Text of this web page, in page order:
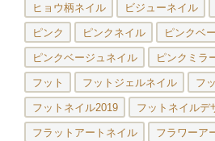
ヒョウ柄ネイル ビジューネイル
ピンク ピンクネイル ピンクベ
ピンクベージュネイル ピンクミラ
フット フットジェルネイル フ
フットネイル2019 フットネイルデ
フラットアートネイル フラワーア